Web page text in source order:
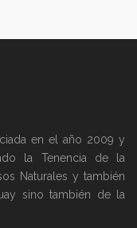
en el año 2009 y
la Tenencia de la
Naturales y también
sino también de la